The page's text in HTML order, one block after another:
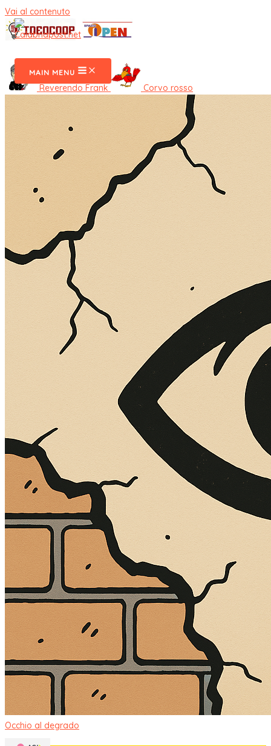
Vai al contenuto
MAIN MENU
Reverendo Frank Corvo rosso
Occhio al degrado